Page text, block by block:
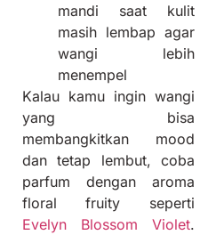
mandi saat kulit
masih lembap agar
wangi lebih
menempel
Kalau kamu ingin wangi
yang bisa
membangkitkan mood
dan tetap lembut, coba
parfum dengan aroma
floral fruity seperti
Evelyn Blossom Violet.